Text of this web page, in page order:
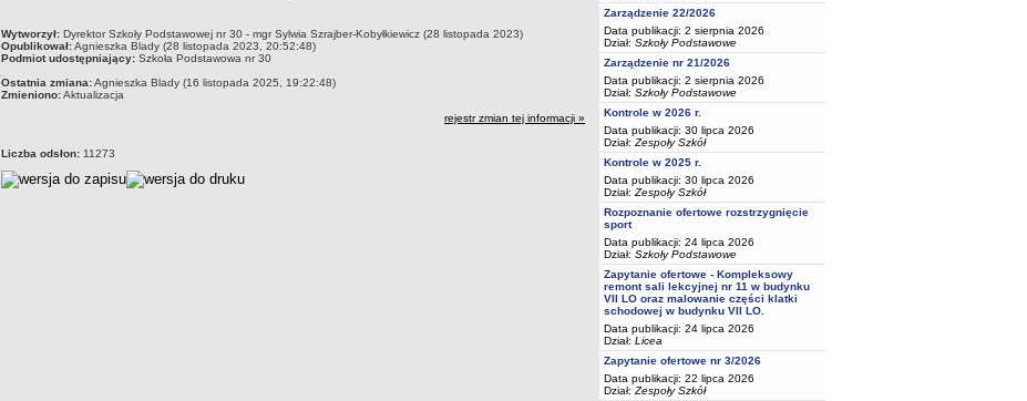
metryczka
Wytworzył: Dyrektor Szkoły Podstawowej nr 30 - mgr Sylwia Szrajber-Kobyłkiewicz (28 listopada 2023)
Opublikował:Agnieszka Blady (28 listopada 2023, 20:52:48)
Podmiot udostępniający: Szkoła Podstawowa nr 30
Ostatnia zmiana:Agnieszka Blady (16 listopada 2025, 19:22:48)
Zmieniono:Aktualizacja
rejestr zmian tej informacji »
Liczba odsłon: 11273
Zarządzenie 22/2026
Data publikacji: 2 sierpnia 2026
Dział: Szkoły Podstawowe
Zarządzenie nr 21/2026
Data publikacji: 2 sierpnia 2026
Dział: Szkoły Podstawowe
Kontrole w 2026 r.
Data publikacji: 30 lipca 2026
Dział: Zespoły Szkół
Kontrole w 2025 r.
Data publikacji: 30 lipca 2026
Dział: Zespoły Szkół
Rozpoznanie ofertowe rozstrzygnięcie
sport
Data publikacji: 24 lipca 2026
Dział: Szkoły Podstawowe
Zapytanie ofertowe - Kompleksowy
remont sali lekcyjnej nr 11 w budynku
VII LO oraz malowanie części klatki
schodowej w budynku VII LO.
Data publikacji: 24 lipca 2026
Dział: Licea
Zapytanie ofertowe nr 3/2026
Data publikacji: 22 lipca 2026
Dział: Zespoły Szkół